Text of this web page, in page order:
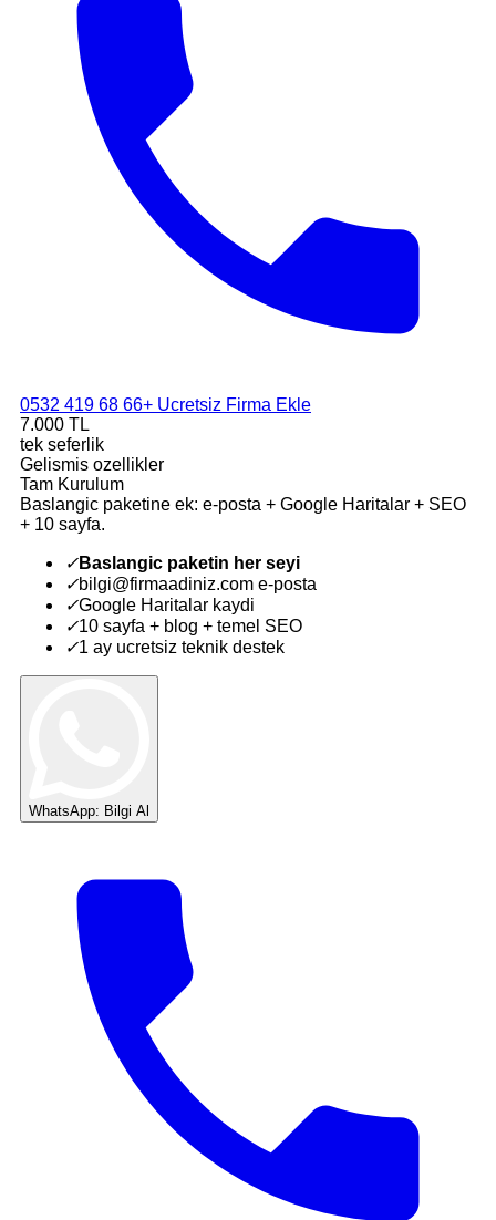
0532 419 68 66+ Ucretsiz Firma Ekle
7.000 TL
tek seferlik
Gelismis ozellikler
Tam Kurulum
Baslangic paketine ek: e-posta + Google Haritalar + SEO
+ 10 sayfa.
✓Baslangic paketin her seyi
✓bilgi@firmaadiniz.com e-posta
✓Google Haritalar kaydi
✓10 sayfa + blog + temel SEO
✓1 ay ucretsiz teknik destek
WhatsApp: Bilgi Al